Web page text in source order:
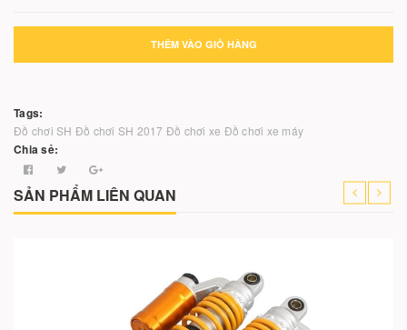
THÊM VÀO GIỎ HÀNG
Tags:
Đồ chơi SH Đồ chơi SH 2017 Đồ chơi xe Đồ chơi xe máy
Chia sẻ:
SẢN PHẨM LIÊN QUAN